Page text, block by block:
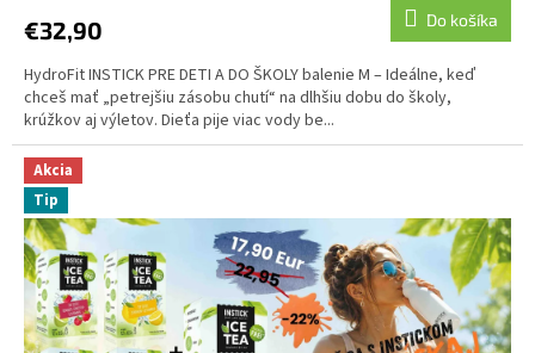
€32,90 Do košíka
HydroFit INSTICK PRE DETI A DO ŠKOLY balenie M – Ideálne, keď
chceš mať „petrejšiu zásobu chutí“ na dlhšiu dobu do školy,
krúžkov aj výletov. Dieťa pije viac vody be...
Akcia
Tip